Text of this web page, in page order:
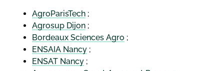
AgroParisTech ;
Agrosup Dijon ;
Bordeaux Sciences Agro ;
ENSAIA Nancy ;
ENSAT Nancy ;